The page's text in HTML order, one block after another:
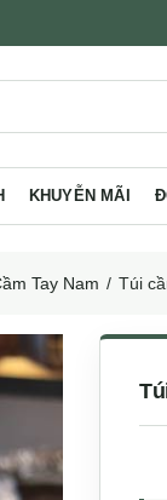
KHUYỄN MÃI
Tay Nam Túi